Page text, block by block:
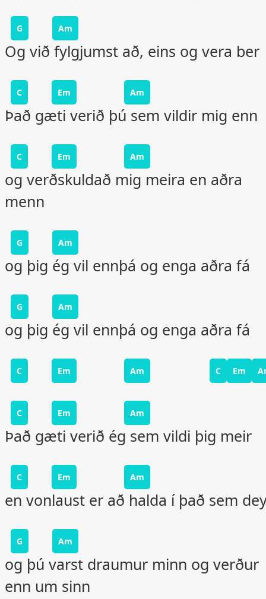
G Am
Og við fylgjumst að, eins og vera ber
C Em Am
Það gæti verið þú sem vildir mig enn
C Em Am
og verðskuldað mig meira en aðra
menn
G Am
og þig ég vil ennþá og enga aðra fá
G Am
og þig ég vil ennþá og enga aðra fá
C Em Am C Em
C Em Am
Það gæti verið ég sem vildi þig meir
C Em Am
en vonlaust er að halda í það sem
G Am
og þú varst draumur minn og verður
enn um sinn